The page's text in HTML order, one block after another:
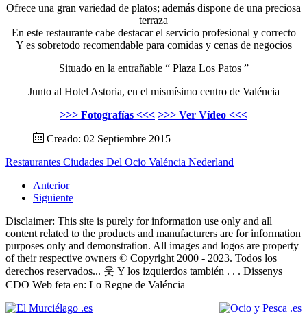
Ofrece una gran variedad de platos; además dispone de una preciosa
terraza
En este restaurante cabe destacar el servicio profesional y correcto
Y es sobretodo recomendable para comidas y cenas de negocios
Situado en la entrañable “ Plaza Los Patos ”
Junto al Hotel Astoria, en el mismísimo centro de Valéncia
>>> Fotografías <<< >>> Ver Vídeo <<<
Creado: 02 Septiembre 2015
Restaurantes Ciudades Del Ocio Valéncia Nederland
Anterior
Siguiente
Disclaimer: This site is purely for information use only and all
content related to the products and manufacturers are for information
purposes only and demonstration. All images and logos are property
of their respective owners © Copyright 2000 - 2023. Todos los
derechos reservados... 웃 Y los izquierdos también . . . Dissenys
CDO Web feta en: Lo Regne de Valéncia